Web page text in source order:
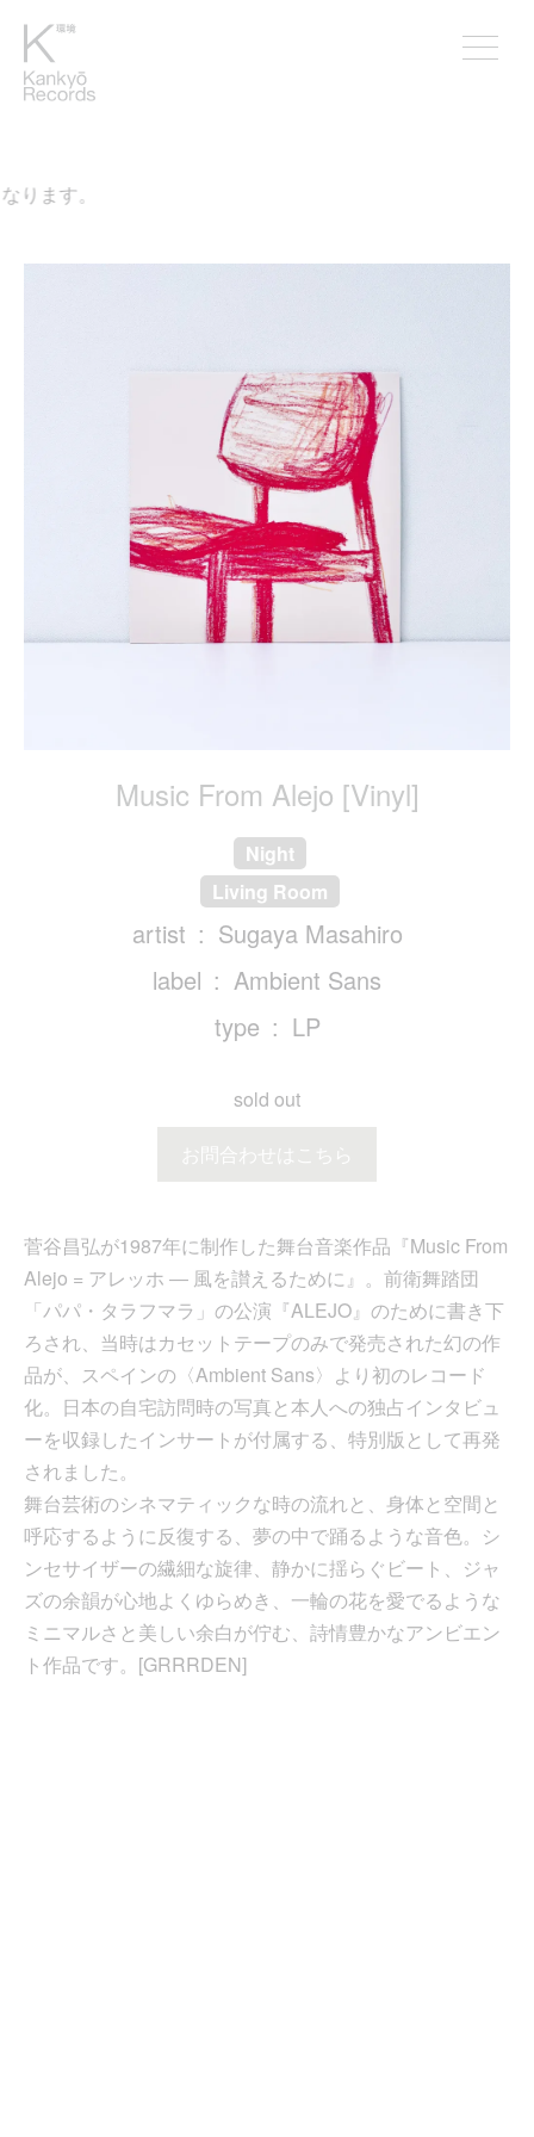
ます。
Music From Alejo [Vinyl]
Night
Living Room
artist
Sugaya Masahiro
label
Ambient Sans
type
LP
sold out
お問合わせはこちら
菅谷昌弘が1987年に制作した舞台音楽作品『Music From
Alejo = アレッホ ― 風を讃えるために』。前衛舞踏団
「パパ・タラフマラ」の公演『ALEJO』のために書き下
ろされ、当時はカセットテープのみで発売された幻の作
品が、スペインの〈Ambient Sans〉より初のレコード
化。日本の自宅訪問時の写真と本人への独占インタビュ
ーを収録したインサートが付属する、特別版として再発
されました。
舞台芸術のシネマティックな時の流れと、身体と空間と
呼応するように反復する、夢の中で踊るような音色。シ
ンセサイザーの繊細な旋律、静かに揺らぐビート、ジャ
ズの余韻が心地よくゆらめき、一輪の花を愛でるような
ミニマルさと美しい余白が佇む、詩情豊かなアンビエン
ト作品です。[GRRRDEN]